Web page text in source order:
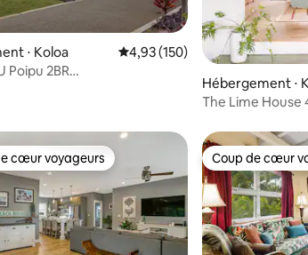
base de 131 commentaires : 4,89 sur 5
⋅ Koloa Évaluation moyenne sur la
4,93 (150)
Poipu 2BR
Hébergement ⋅
The Lime House
cœur voyageurs les plus appréciés
cœur voyageurs Coup de cœur
Coup de cœur